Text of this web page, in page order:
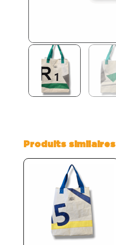
Produits similaires